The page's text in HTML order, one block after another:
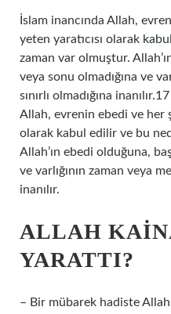
İslam inancında Allah,
yeten yaratıcısı olarak
zaman var olmuştur.
veya sonu olmadığına ve
sınırlı olmadığına
Allah, evrenin ebedi ve her
olarak kabul edilir ve bu
Allah’ın ebedi olduğuna,
ve varlığının zaman veya
inanılır.
ALLAH
YARATTI?
– Bir mübarek hadiste